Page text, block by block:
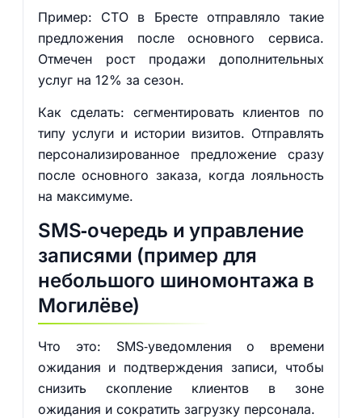
Пример: СТО в Бресте отправляло такие
предложения после основного сервиса.
Отмечен рост продажи дополнительных
услуг на 12% за сезон.
Как сделать: сегментировать клиентов по
типу услуги и истории визитов. Отправлять
персонализированное предложение сразу
после основного заказа, когда лояльность
на максимуме.
SMS‑очередь и управление
записями (пример для
небольшого шиномонтажа в
Могилёве)
Что это: SMS‑уведомления о времени
ожидания и подтверждения записи, чтобы
снизить скопление клиентов в зоне
ожидания и сократить загрузку персонала.